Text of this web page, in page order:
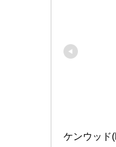
ケンウッド